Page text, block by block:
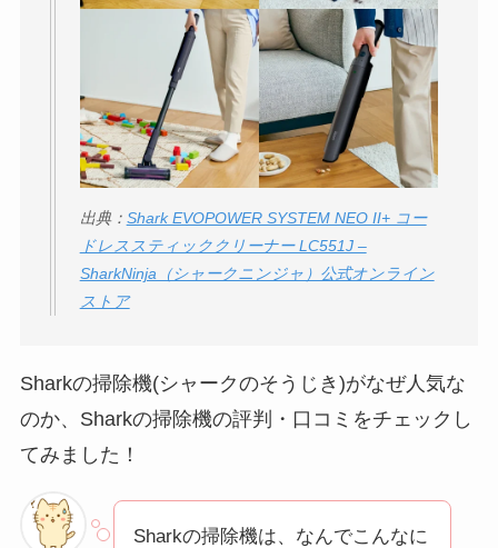
出典： Shark EVOPOWER SYSTEM NEO II+ コー
ドレススティッククリーナー LC551J –
SharkNinja（シャークニンジャ）公式オンライン
ストア
Sharkの掃除機(シャークのそうじき)がなぜ人気な
のか、Sharkの掃除機の評判・口コミをチェックし
てみました！
Sharkの掃除機は、なんでこんなに